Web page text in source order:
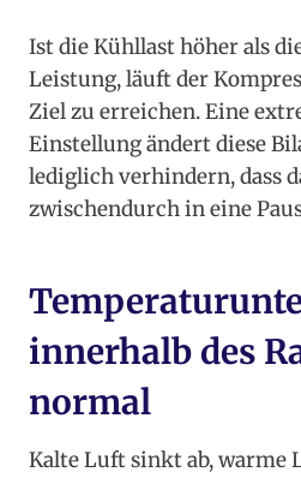
Ist die Kühllast höher als
Leistung, läuft der
Ziel zu erreichen. Eine
Einstellung ändert diese
lediglich verhindern, dass
zwischendurch in eine
innerhalb des
normal
Kalte Luft sinkt ab, warme